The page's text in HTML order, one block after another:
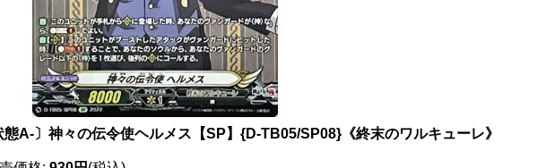
態A-〕神々の伝令使ヘルメス【SP】{D-TB05/SP08}《終末のワルキューレ》